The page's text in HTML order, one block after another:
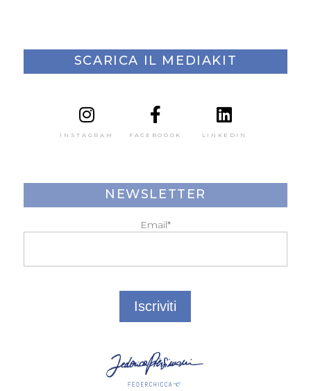
SCARICA IL MEDIAKIT
INSTAGRAM FACEBOOOK LINKEDIN
NEWSLETTER
Email*